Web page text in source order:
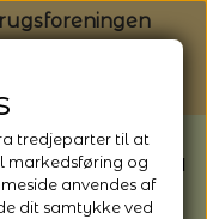
fra
tredjeparter til at
markedsføring og
anvendes af
dit samtykke ved